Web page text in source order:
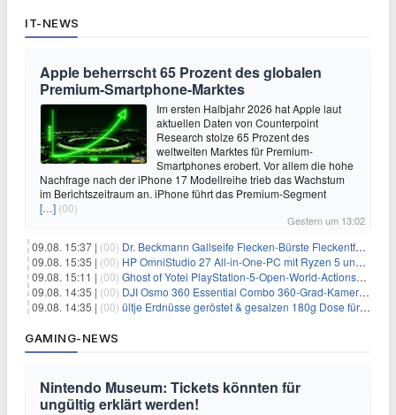
IT-NEWS
Apple beherrscht 65 Prozent des globalen
Premium-Smartphone-Marktes
Im ersten Halbjahr 2026 hat Apple laut
aktuellen Daten von Counterpoint
Research stolze 65 Prozent des
weltweiten Marktes für Premium-
Smartphones erobert. Vor allem die hohe
Nachfrage nach der iPhone 17 Modellreihe trieb das Wachstum
im Berichtszeitraum an. iPhone führt das Premium-Segment
[…] (00)
Gestern um 13:02
09.08. 15:37 | (00) Dr. Beckmann Gallseife Flecken-Bürste Fleckentferner 250 ml für 1,25€
09.08. 15:35 | (00) HP OmniStudio 27 All-in-One-PC mit Ryzen 5 und 1 TB SSD für 699€
09.08. 15:11 | (00) Ghost of Yotei PlayStation-5-Open-World-Actionspiel für 55,65€
09.08. 14:35 | (00) DJI Osmo 360 Essential Combo 360-Grad-Kamera für 375€
09.08. 14:35 | (00) ültje Erdnüsse geröstet & gesalzen 180g Dose für 1,52€ im Spar-Abo
GAMING-NEWS
Nintendo Museum: Tickets könnten für
ungültig erklärt werden!